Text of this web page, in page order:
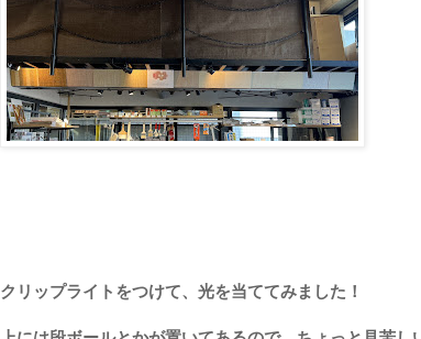
クリップライトをつけて、光を当ててみました！